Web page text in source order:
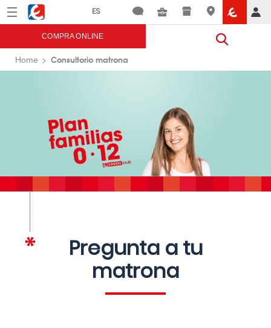
Menú Eroski
COMPRA ONLINE
Home Consultorio matrona
Pregunta a tu
matrona